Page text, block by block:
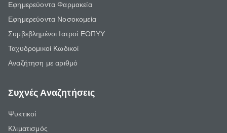
Εφημερεύοντα Φαρμακεία
Εφημερεύοντα Νοσοκομεία
Συμβεβλημένοι Ιατροί ΕΟΠΥΥ
Ταχυδρομικοί Κωδικοί
Αναζήτηση με αριθμό
Συχνές Αναζητήσεις
Ψυκτικοί
Κλιματισμός